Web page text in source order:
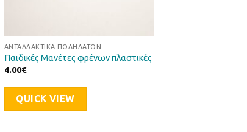
ΑΝΤΑΛΛΑΚΤΙΚΆ ΠΟΔΗΛΆΤΩΝ
Παιδικές Μανέτες φρένων πλαστικές
4.00€
QUICK VIEW